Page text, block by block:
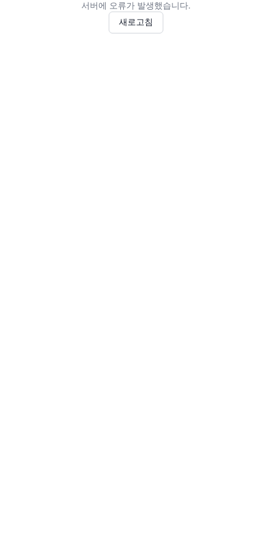
서버에 오류가 발생했습니다.
새로고침